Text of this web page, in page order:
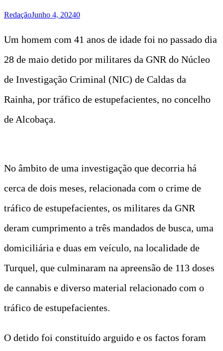
RedaçãoJunho 4, 20240
Um homem com 41 anos de idade foi no passado dia
28 de maio detido por militares da GNR do Núcleo
de Investigação Criminal (NIC) de Caldas da
Rainha, por tráfico de estupefacientes, no concelho
de Alcobaça.
No âmbito de uma investigação que decorria há
cerca de dois meses, relacionada com o crime de
tráfico de estupefacientes, os militares da GNR
deram cumprimento a três mandados de busca, uma
domiciliária e duas em veículo, na localidade de
Turquel, que culminaram na apreensão de 113 doses
de cannabis e diverso material relacionado com o
tráfico de estupefacientes.
O detido foi constituído arguido e os factos foram